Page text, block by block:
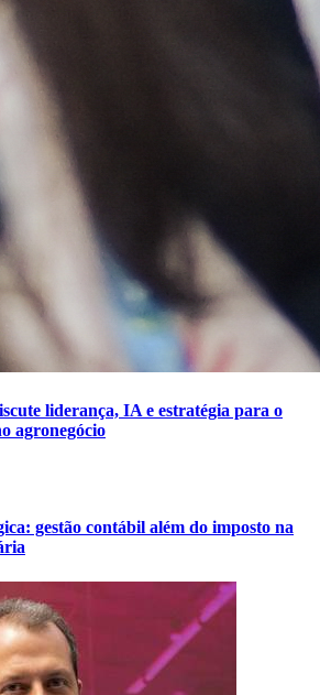
liderança, IA e estratégia para o
agronegócio
gestão contábil além do imposto na